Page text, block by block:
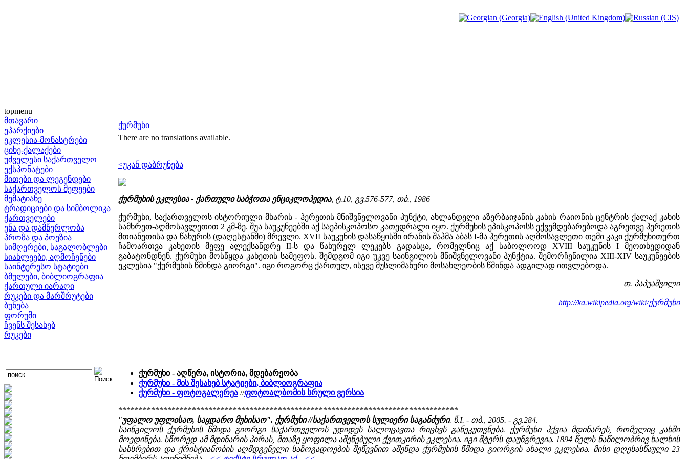
topmenu
მთავარი
ეპარქიები
ეკლესია-მონასტრები
ციხე-ქალაქები
უძველესი საქართველო
ექსპონატები
მითები და ლეგენდები
საქართველოს მეფეები
მემატიანე
ტრადიციები და სიმბოლიკა
ქართველები
ენა და დამწერლობა
პროზა და პოეზია
სიმღერები, საგალობლები
სიახლეები, აღმოჩენები
საინტერესო სტატიები
ბმულები, ბიბლიოგრაფია
ქართული იარაღი
რუკები და მარშრუტები
ბუნება
ფორუმი
ჩვენს შესახებ
რუკები
ქურმუხი
There are no translations available.
<უკან დაბრუნება
ქურმუხის ეკლესია - ქართული საბჭოთა ენციკლოპედია, ტ.10, გვ.576-577, თბ., 1986
ქურმუხი, საქართველოს ისტორიული მხარის - ჰერეთის მნიშვნელოვანი პუნქტი, ახლანდელი აზერბაიჯანის კახის რაიონის ცენტრის ქალაქ კახის
სამხრეთ-აღმოსავლეთით 2 კმ-ზე. შუა საუკუნეებში აქ საეპისკოპოსო კათედრალი იყო. ქურმუხის ეპისკოპოსს ექვემდებარებოდა აგრეთვე ჰერეთის
მთიანეთისა და წახურის (დაღესტანში) მრევლი. XVII საუკუნის დასაწყისში ირანის შაჰმა აბას I-მა ჰერეთის აღმოსავლეთი თემი კაკი ქურმუხითურთ
ჩამოართვა კახეთის მეფე ალექსანდრე II-ს და წახურელ ლეკებს გადასცა, რომელნიც აქ საბოლოოდ XVIII საუკუნის I მეოთხედიდან
გაბატონდნენ. ქურმუხი მოსწყდა კახეთის სამეფოს. შემდგომ იგი უკვე საინგილოს მნიშვნელოვანი პუნქტია. შემორჩენილია XIII-XIV საუკუნეების
ეკლესია "ქურმუხის წმინდა გიორგი". იგი როგორც ქართულ, ისევე მუსლიმანური მოსახლეობის წმინდა ადგილად ითვლებოდა.
თ. პაპუაშვილი
http://ka.wikipedia.org/wiki/ქურმუხი
ქურმუხი - აღწერა, ისტორია, მდებარეობა
ქურმუხი - მის შესახებ სტატიები, ბიბლიოგრაფია
ქურმუხი - ფოტოგალერეა //ფოტოალბომის სრული ვერსია
***********************************************************************************
"უფალო უფლისაო, საყდარო მუხისაო". ქურმუხი //საქართველოს სულიერი საგანძური. წ.I. - თბ., 2005. - გვ.284.
საინგილოს ქურმუხის წმიდა გიორგი საქართველოს უდიდეს სალოცავთა რიცხვს განეკუთვნება. ქურმუხი ჰქვია მდინარეს, რომელიც კახში
მოედინება. სწორედ ამ მდინარის პირას, მთაზე ყოფილა აშენებული ქვითკირის ეკლესია. იგი მტერს დაუნგრევია. 1894 წელს ნაწილობრივ ხალხის
სახსრებით და ქრისტიანობის აღმდგენელი საზოგადოების შეწევნით აშენდა ქურმუხის წმიდა გიორგის ახალი ეკლესია. მისი დღესასწაული 23